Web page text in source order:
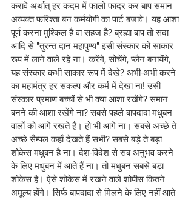
करावे अर्थात् हर कदम में फालो फादर कर बाप समान
अव्यक्त फरिश्ता बन कर्मयोगी का पार्ट बजावे। यह आशा
पूर्ण करना मुश्किल है वा सहज है? ब्रह्मा बाप तो सदा
आदि से "तुरन्त दान महापुण्य" इसी संस्कार को साकार
रूप में लाने वाले रहे ना। करेंगे, सोचेंगे, प्लैन बनायेंगे,
यह संस्कार कभी साकार रूप में देखे? अभी-अभी करने
का महामंत्र हर संकल्प और कर्म में देखा ना! उसी
संस्कार प्रमाण बच्चों से भी क्या आशा रखेंगे? समान
बनने की आशा रखेंगे ना? सबसे पहले बापदादा मधुबन
वालों को आगे रखते हैं। हो भी आगे ना। सबसे अच्छे ते
अच्छे सैम्पल कहाँ देखते हैं सभी? सबसे बड़े ते बड़ा
शोकेस मधुबन है ना। देश-विदेश से सब अनुभव करने
के लिए मधुबन में आते हैं ना। तो मधुबन सबसे बड़ा
शोकेस है। ऐसे शोकेस में रखने वाले शोपीस कितने
अमूल्य होंगे। सिर्फ बापदादा से मिलने के लिए नहीं आते